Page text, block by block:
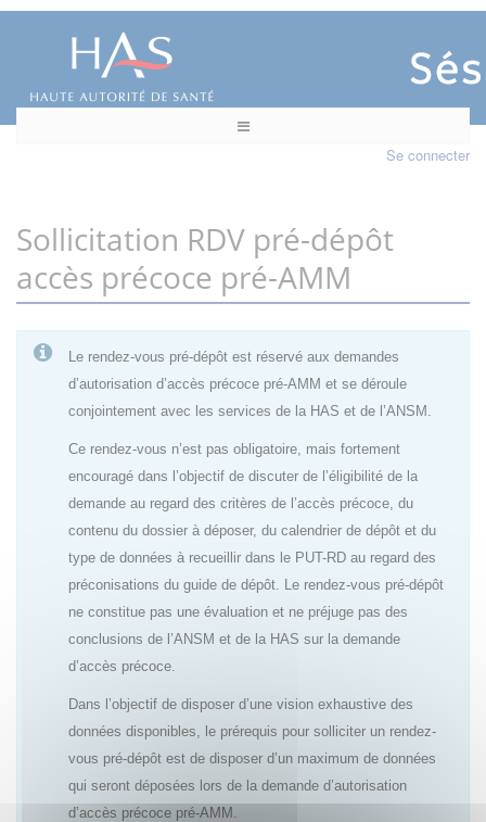
Se connecter
Sollicitation RDV pré-dépôt
accès précoce pré-AMM
Le rendez-vous pré-dépôt est réservé aux demandes
d’autorisation d’accès précoce pré-AMM et se déroule
conjointement avec les services de la HAS et de l’ANSM.
Ce rendez-vous n’est pas obligatoire, mais fortement
encouragé dans l’objectif de discuter de l’éligibilité de la
demande au regard des critères de l’accès précoce, du
contenu du dossier à déposer, du calendrier de dépôt et du
type de données à recueillir dans le PUT-RD au regard des
préconisations du guide de dépôt. Le rendez-vous pré-dépôt
ne constitue pas une évaluation et ne préjuge pas des
conclusions de l’ANSM et de la HAS sur la demande
d’accès précoce.
Dans l’objectif de disposer d’une vision exhaustive des
données disponibles, le prérequis pour solliciter un rendez-
vous pré-dépôt est de disposer d’un maximum de données
qui seront déposées lors de la demande d’autorisation
d’accès précoce pré-AMM.